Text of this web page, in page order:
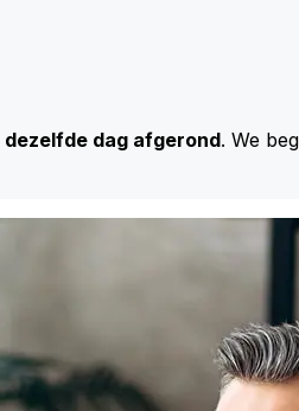
dezelfde dag afgerond. We